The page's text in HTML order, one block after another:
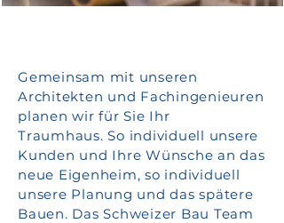
Gemeinsam mit unseren
Architekten und Fachingenieuren
planen wir für Sie Ihr
Traumhaus. So individuell unsere
Kunden und Ihre Wünsche an das
neue Eigenheim, so individuell
unsere Planung und das spätere
Bauen. Das Schweizer Bau Team